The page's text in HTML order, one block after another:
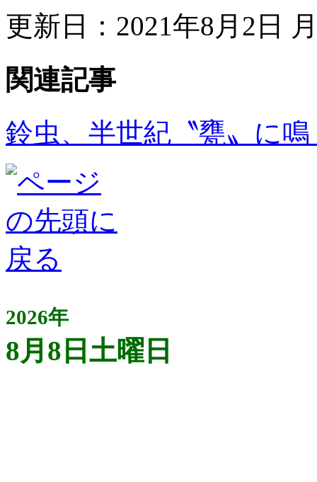
更新日：2021年8月2日
関連記事
鈴虫、半世紀〝甕〟に
2026年
8月8日土曜日